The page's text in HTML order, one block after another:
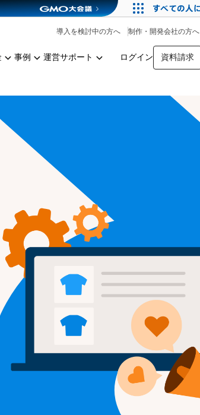
事例 運営サポート ログイン 資料請求
導入を検討中の方へ 制作・開発会社の方へ
アプリストア
ョン
ントCarty
ル